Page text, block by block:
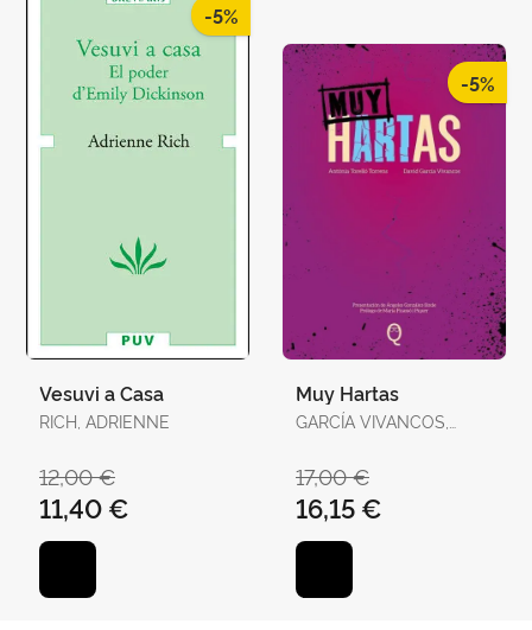
-5%
Vesuvi a Casa
RICH, ADRIENNE
12,00 €
11,40 €
-5%
Muy Hartas
GARCÍA VIVANCOS,
17,00 €
16,15 €